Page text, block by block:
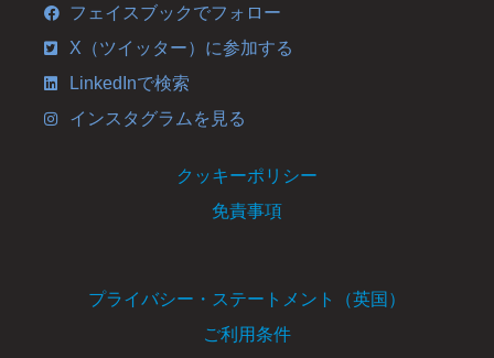
フェイスブックでフォロー
X（ツイッター）に参加する
LinkedInで検索
インスタグラムを見る
クッキーポリシー
免責事項
プライバシー・ステートメント（英国）
ご利用条件